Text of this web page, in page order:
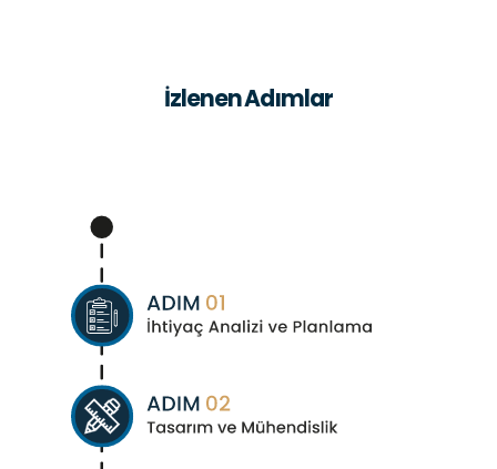
İzlenen Adımlar